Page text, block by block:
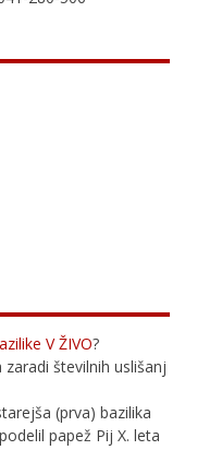
V ŽIVO?
številnih uslišanj
(prva) bazilika
papež Pij X. leta